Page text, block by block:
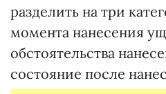
разделить на три
момента нанесения
обстоятельства
состояние после